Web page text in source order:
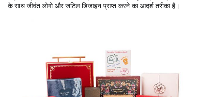
के साथ जीवंत लोगो और जटिल डिजाइन प्राप्त करने का आदर्श तरीका है।